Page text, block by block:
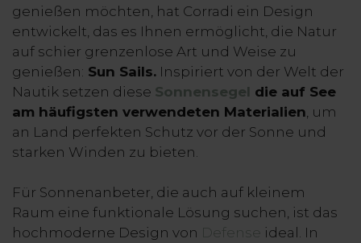
genießen möchten, hat Corradi ein Design
entwickelt, das es Ihnen ermöglicht, die Natur
auf schier grenzenlose Art und Weise zu
genießen: Sun Sails. Inspiriert von der Welt der
Nautik setzen diese Sonnensegel die auf See
am häufigsten verwendeten Materialien , um
an Land perfekten Schutz vor der Sonne und
starken Winden zu bieten.
Für Sonnenanbeter, die auch auf kleinem
Raum eine funktionale Lösung suchen, ist das
hochmoderne Design von
Defense
ideal. In